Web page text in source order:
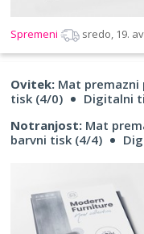
Spremeni sredo, 19.
Ovitek: Mat premazni
tisk (4/0)
Digitalni
Notranjost: Mat
barvni tisk (4/4)